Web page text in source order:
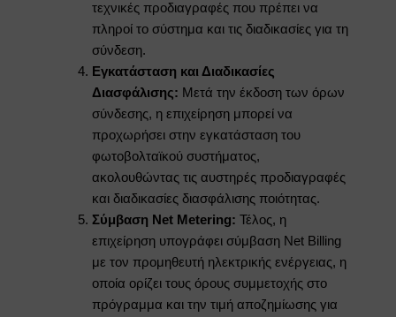
τεχνικές προδιαγραφές που πρέπει να
πληροί το σύστημα και τις διαδικασίες για τη
σύνδεση.
Εγκατάσταση και Διαδικασίες
Διασφάλισης: Μετά την έκδοση των όρων
σύνδεσης, η επιχείρηση μπορεί να
προχωρήσει στην εγκατάσταση του
φωτοβολταϊκού συστήματος,
ακολουθώντας τις αυστηρές προδιαγραφές
και διαδικασίες διασφάλισης ποιότητας.
Σύμβαση Net Metering: Τέλος, η
επιχείρηση υπογράφει σύμβαση Net Billing
με τον προμηθευτή ηλεκτρικής ενέργειας, η
οποία ορίζει τους όρους συμμετοχής στο
πρόγραμμα και την τιμή αποζημίωσης για